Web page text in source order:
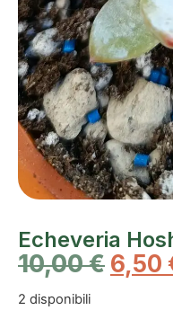
Echeveria
10,00€ 6,50
2 disponibili